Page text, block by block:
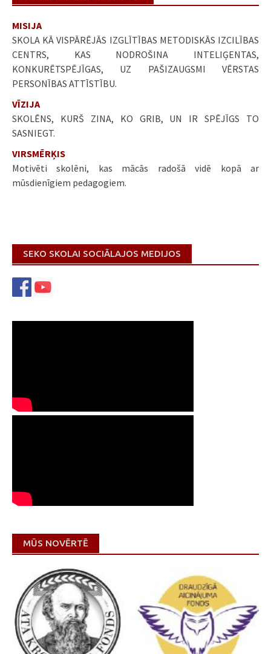
MISIJA
SKOLA KĀ VISPĀRĒJĀS IZGLĪTĪBAS METODISKĀS IZCILĪBAS
CENTRS, KAS NODROŠINA INTELIĢENTAS,
KONKURĒTSPĒJĪGAS, UZ PAŠIZAUGSMI VĒRSTAS
PERSONĪBAS ATTĪSTĪBU.
VĪZIJA
SKOLĒNS, KURŠ ZINA, KO GRIB, UN IR SPĒJĪGS TO
SASNIEGT.
VIRSMĒRĶIS
Motivēti skolēni, kas mācās radošā vidē kopā ar
mūsdienīgiem pedagogiem.
SEKO SKOLAI SOCIĀLAJOS MEDIJOS
MŪS NOVĒRTĒ